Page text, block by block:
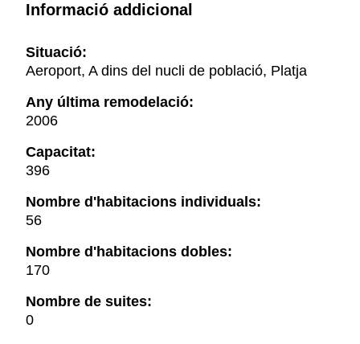
Informació addicional
Situació:
Aeroport, A dins del nucli de població, Platja
Any última remodelació:
2006
Capacitat:
396
Nombre d'habitacions individuals:
56
Nombre d'habitacions dobles:
170
Nombre de suites:
0